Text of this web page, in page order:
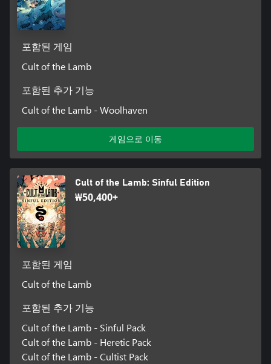
포함된 게임
Cult of the Lamb
포함된 추가 기능
Cult of the Lamb - Woolhaven
게임으로 이동
Cult of the Lamb: Sinful Edition
₩50,400+
포함된 게임
Cult of the Lamb
포함된 추가 기능
Cult of the Lamb - Sinful Pack
Cult of the Lamb - Heretic Pack
Cult of the Lamb - Cultist Pack